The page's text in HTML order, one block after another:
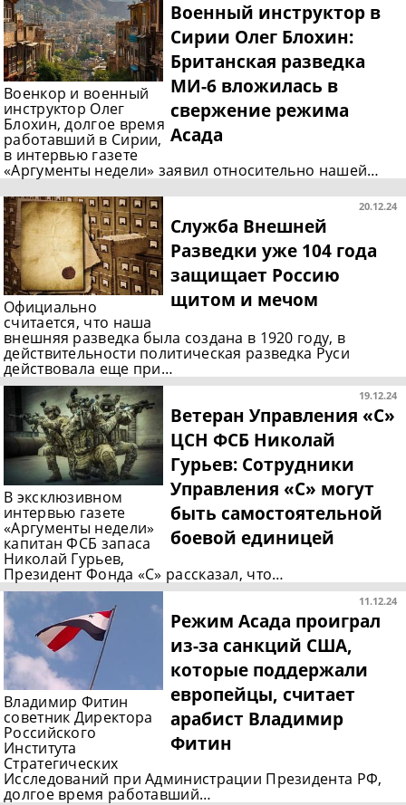
Военный инструктор в
Сирии Олег Блохин:
Британская разведка
МИ-6 вложилась в
свержение режима
Асада
Военкор и военный
инструктор Олег
Блохин, долгое время
работавший в Сирии,
в интервью газете
«Аргументы недели» заявил относительно нашей…
20.12.24
Служба Внешней
Разведки уже 104 года
защищает Россию
щитом и мечом
Официально
считается, что наша
внешняя разведка была создана в 1920 году, в
действительности политическая разведка Руси
действовала еще при…
19.12.24
Ветеран Управления «С»
ЦСН ФСБ Николай
Гурьев: Сотрудники
Управления «С» могут
быть самостоятельной
боевой единицей
В эксклюзивном
интервью газете
«Аргументы недели»
капитан ФСБ запаса
Николай Гурьев,
Президент Фонда «С» рассказал, что…
11.12.24
Режим Асада проиграл
из-за санкций США,
которые поддержали
европейцы, считает
арабист Владимир
Фитин
Владимир Фитин
советник Директора
Российского
Института
Стратегических
Исследований при Администрации Президента РФ,
долгое время работавший…